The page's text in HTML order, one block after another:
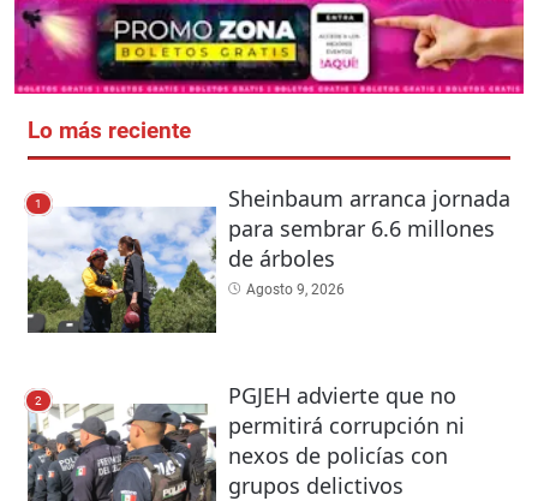
Lo más reciente
1
Sheinbaum arranca jornada
para sembrar 6.6 millones
de árboles
Agosto 9, 2026
2
PGJEH advierte que no
permitirá corrupción ni
nexos de policías con
grupos delictivos